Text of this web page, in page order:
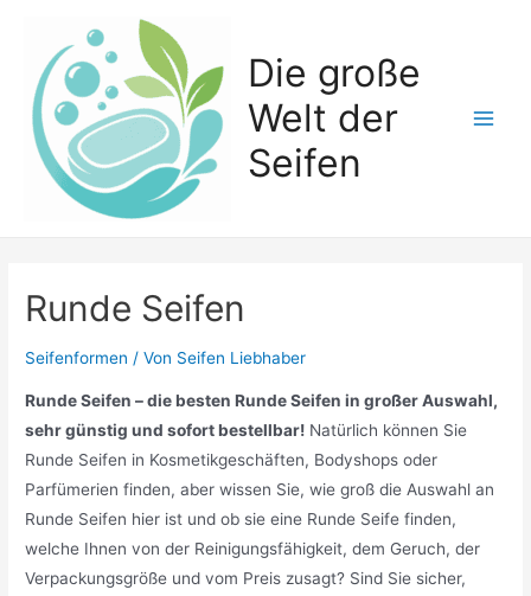
springen
Die große
Welt der
Seifen
Runde Seifen
Seifenformen / Von Seifen Liebhaber
Runde Seifen – die besten Runde Seifen in großer Auswahl,
sehr günstig und sofort bestellbar! Natürlich können Sie
Runde Seifen in Kosmetikgeschäften, Bodyshops oder
Parfümerien finden, aber wissen Sie, wie groß die Auswahl an
Runde Seifen hier ist und ob sie eine Runde Seife finden,
welche Ihnen von der Reinigungsfähigkeit, dem Geruch, der
Verpackungsgröße und vom Preis zusagt? Sind Sie sicher,